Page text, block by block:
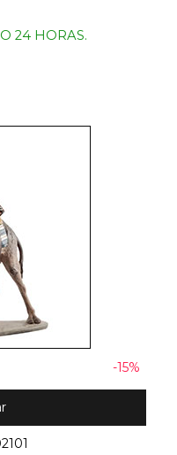
24 HORAS.
-15%